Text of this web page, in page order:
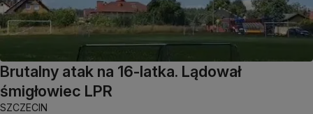
Brutalny atak na 16-latka. Lądował
śmigłowiec LPR
SZCZECIN